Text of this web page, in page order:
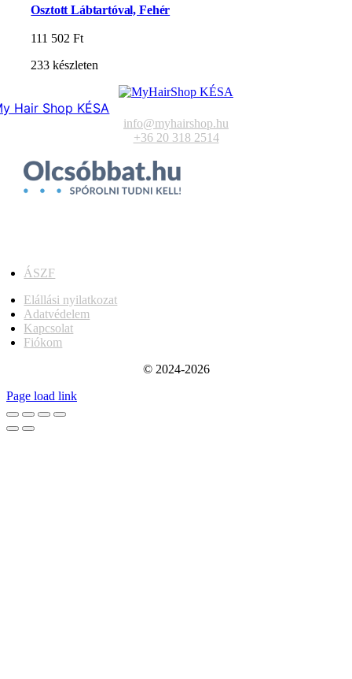
Osztott Lábtartóval, Fehér
111 502Ft
233 készleten
Hair Shop KÉSA
info@myhairshop.hu
+36 20 318 2514
ÁSZF
Elállási nyilatkozat
Adatvédelem
Kapcsolat
Fiókom
© 2024-2026
Page load link